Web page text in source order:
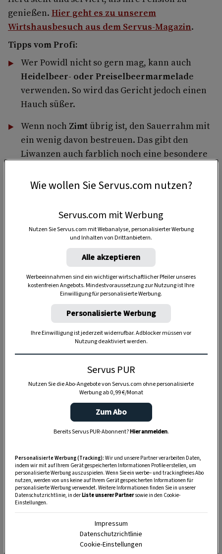
genießen. Hier geht es zu unserem
Wirtshausbesuch aus dem Servus-Magazin.
Tipps vom Profi:
Wer Powidl nicht so gern mag, kann auch
Heidelbeer- oder Preiselbeermarmelade
verwenden. So wird das Gericht jedoch einen
Hauch süßer.
Wenn noch Zimtübrig ist, den Sauerrahm mit
ein wenig davon bestreuen. Das gibt den
Liwanzen auch farblich noch eine besondere
6 Portionen
1:30 Stunden
Wie wollen Sie Servus.com nutzen?
Servus.com mit Werbung
Nutzen Sie Servus.com mit Webanalyse, personalisierter Werbung
und Inhalten von Drittanbietern.
Alle akzeptieren
Werbeeinnahmen sind ein wichtiger wirtschaftlicher Pfeiler unseres
kostenfreien Angebots. Mindestvoraussetzung zur Nutzung ist Ihre
Einwilligung für personalisierte Werbung.
Personalisierte Werbung
Ihre Einwilligung ist jederzeit widerrufbar. Adblocker müssen vor
Nutzung deaktiviert werden.
Servus PUR
Nutzen Sie die Abo-Angebote von Servus.com ohne personalisierte
Werbung ab 0,99 €/Monat
Zum Abo
Bereits Servus PUR-Abonnent?Hier anmelden.
Personalisierte Werbung (Tracking): Wir und unsere Partner verarbeiten Daten,
indem wir mit auf Ihrem Gerät gespeicherten Informationen Profile erstellen, um
personalisierte Werbung auszuspielen. Wenn Sie ein werbe– und trackingfreies Abo
nutzen, werden von uns keine auf Ihrem Gerät gespeicherten Informationen für
personalisierte Werbung verwendet. Weitere Informationen finden Sie in unserer
Datenschutzrichtlinie, in derListe unserer Partnersowie in den Cookie-
Einstellungen.
Impressum
Datenschutzrichtlinie
Cookie-Einstellungen